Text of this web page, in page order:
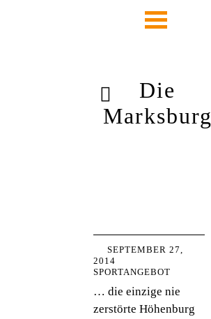
Die
Marksburg
SEPTEMBER 27,
2014
SPORTANGEBOT
… die einzige nie
zerstörte Höhenburg